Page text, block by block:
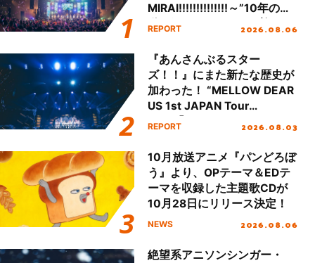
MIRAI!!!!!!!!!!!!!!～”10年の活
動を経てファイナルを迎える
REPORT 2026.08.06
『あんさんぶるスター
ズ！！』にまた新たな歴史が
加わった！ “MELLOW DEAR
US 1st JAPAN Tour
Final「NICE to meet YOU
ート!!
REPORT 2026.08.03
10月放送アニメ『パンどろぼ
う』より、OPテーマ＆EDテ
ーマを収録した主題歌CDが
10月28日にリリース決定！
NEWS 2026.08.06
絶望系アニソンシンガー・